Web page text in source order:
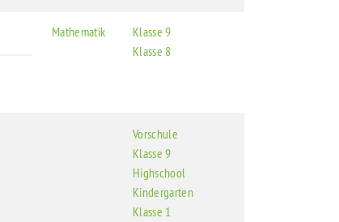
Mathematik
Klasse 9
Klasse 8
Vorschule
Klasse 9
Highschool
Kindergarten
Klasse 1